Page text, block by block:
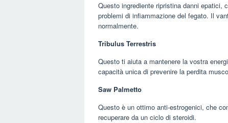
Questo ingrediente ripristina danni
problemi di infiammazione del fegato. Il
normalmente.
Tribulus Terrestris
Questo ti aiuta a mantenere la vostra
capacità unica di prevenire la perdita
Saw Palmetto
Questo è un ottimo anti-estrogenici, che
recuperare da un ciclo di steroidi.